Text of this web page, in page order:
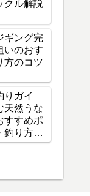
クル解説
ギング完
いのおす
方のコツ
りガイ
天然うな
すすめポ
釣り方を